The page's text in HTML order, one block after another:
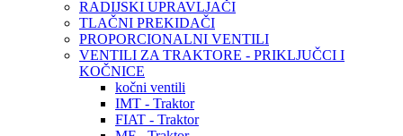
RADIJSKI UPRAVLJAČI
TLAČNI PREKIDAČI
PROPORCIONALNI VENTILI
VENTILI ZA TRAKTORE - PRIKLJUČCI I
KOČNICE
kočni ventili
IMT - Traktor
FIAT - Traktor